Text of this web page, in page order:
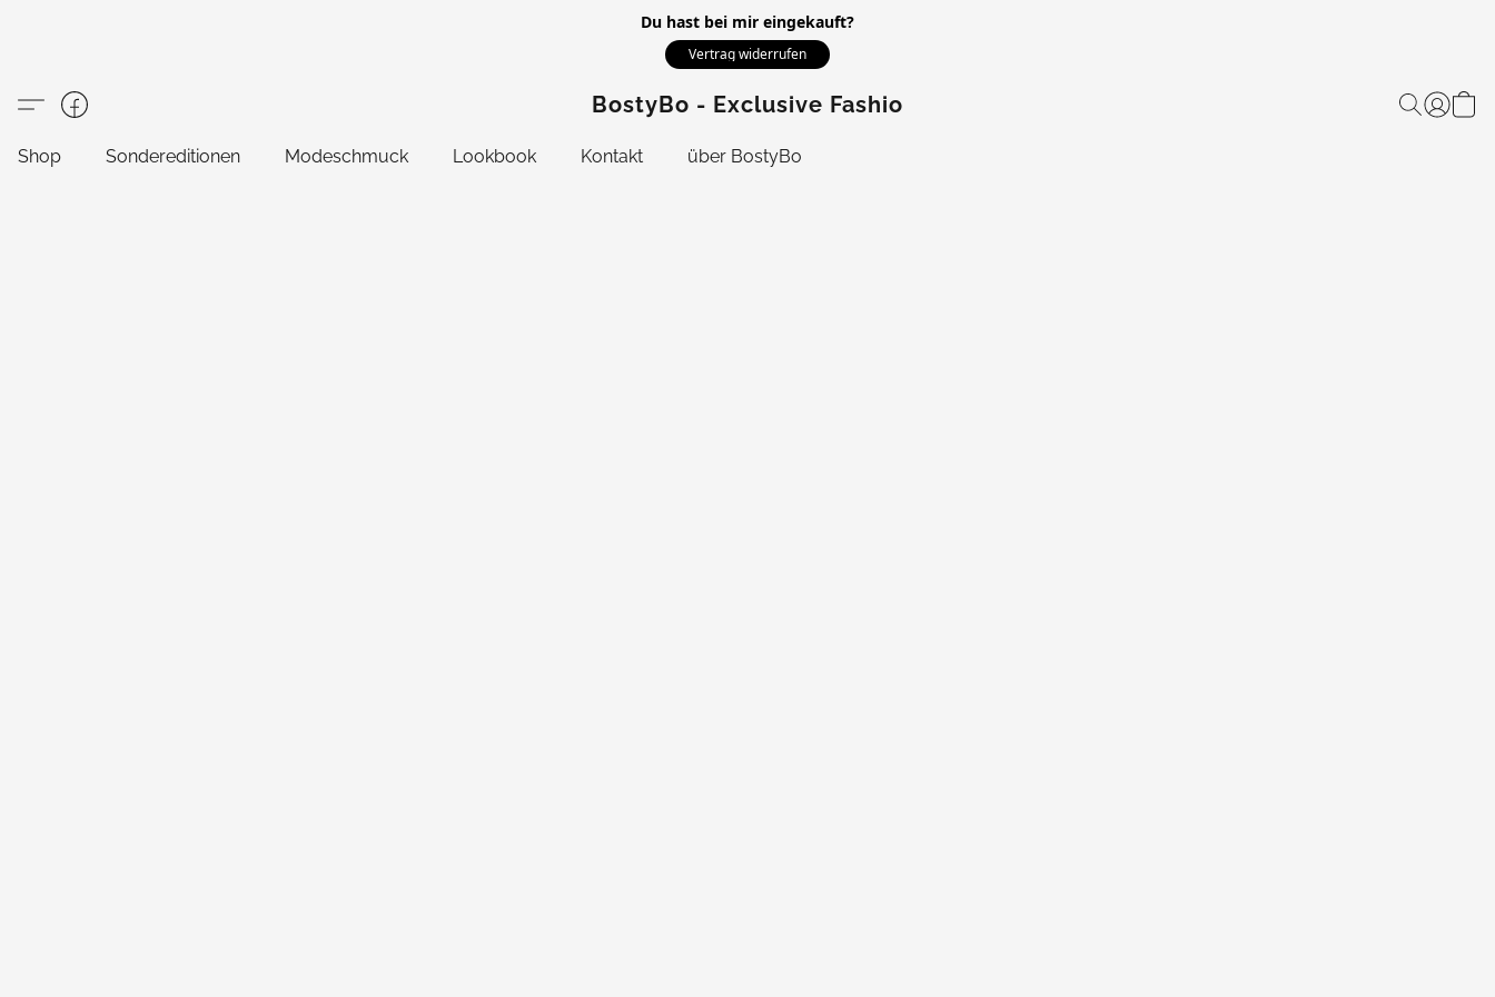
Du hast bei mir eingekauft?
Vertrag widerrufen
BostyBo - Exclusive Fashion
Shop Sondereditionen Modeschmuck Lookbook Kontakt über BostyBo